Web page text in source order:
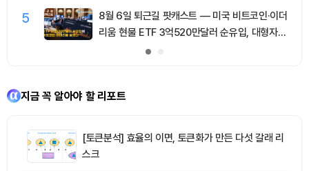
5
8월 6일 퇴근길 팟캐스트 — 미국 비트코인·이더
리움 현물 ETF 3억520만달러 순유입, 대형자산
지금 꼭 알아야 할 리포트
[토큰분석] 효율의 이면, 토큰화가 만든 다섯 갈래 리
스크